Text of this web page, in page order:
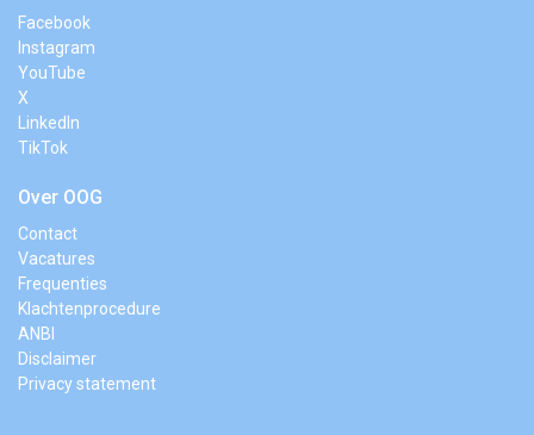
Facebook
Instagram
YouTube
X
LinkedIn
TikTok
Over OOG
Contact
Vacatures
Frequenties
Klachtenprocedure
ANBI
Disclaimer
Privacy statement